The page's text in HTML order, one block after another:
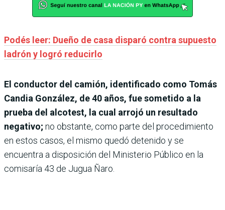
Podés leer: Dueño de casa disparó contra supuesto
ladrón y logró reducirlo
El conductor del camión, identificado como Tomás
Candia González, de 40 años, fue sometido a la
prueba del alcotest, la cual arrojó un resultado
negativo; no obstante, como parte del procedimiento
en estos casos, el mismo quedó detenido y se
encuentra a disposición del Ministerio Público en la
comisaría 43 de Jugua Ñaro.